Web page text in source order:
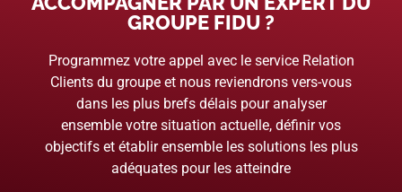
GROUPE FIDU ?
Programmez votre appel avec le service Relation
Clients du groupe et nous reviendrons vers-vous
dans les plus brefs délais pour analyser
ensemble votre situation actuelle, définir vos
objectifs et établir ensemble les solutions les plus
adéquates pour les atteindre